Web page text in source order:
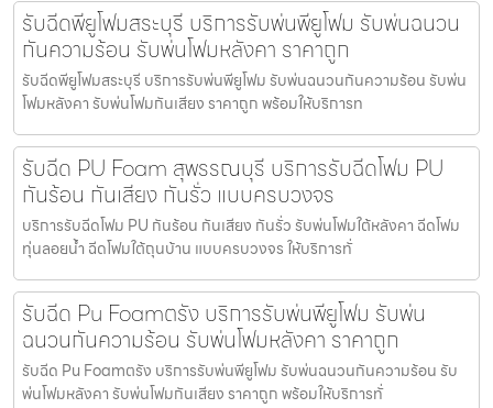
รับฉีดพียูโฟมสระบุรี บริการรับพ่นพียูโฟม รับพ่นฉนวน
กันความร้อน รับพ่นโฟมหลังคา ราคาถูก
รับฉีดพียูโฟมสระบุรี บริการรับพ่นพียูโฟม รับพ่นฉนวนกันความร้อน รับพ่น
โฟมหลังคา รับพ่นโฟมกันเสียง ราคาถูก พร้อมให้บริการท
รับฉีด PU Foam สุพรรณบุรี บริการรับฉีดโฟม PU
กันร้อน กันเสียง กันรั่ว แบบครบวงจร
บริการรับฉีดโฟม PU กันร้อน กันเสียง กันรั่ว รับพ่นโฟมใต้หลังคา ฉีดโฟม
ทุ่นลอยน้ำ ฉีดโฟมใต้ถุนบ้าน แบบครบวงจร ให้บริการทั่
รับฉีด Pu Foamตรัง บริการรับพ่นพียูโฟม รับพ่น
ฉนวนกันความร้อน รับพ่นโฟมหลังคา ราคาถูก
รับฉีด Pu Foamตรัง บริการรับพ่นพียูโฟม รับพ่นฉนวนกันความร้อน รับ
พ่นโฟมหลังคา รับพ่นโฟมกันเสียง ราคาถูก พร้อมให้บริการทั่